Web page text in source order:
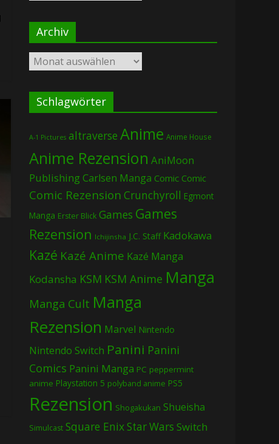
Archiv
Archiv
Schlagwörter
A-1 Pictures altraverse Anime Anime House
Anime Rezension AniMoon
PublishingCarlsen Manga Comic Comic
Comic Rezension Crunchyroll Egmont
Manga Erster Blick Games Games
Rezension Ichijinsha J.C. Staff Kadokawa
Kazé Kazé Anime Kazé Manga
Kodansha KSM KSM Anime Manga
Manga Cult Manga
Rezension Marvel Nintendo
Nintendo Switch Panini Panini
Comics Panini Manga PC peppermint
anime Playstation 5 polyband anime PS5
Rezension Shogakukan Shueisha
Simulcast Square EnixStar Wars Switch